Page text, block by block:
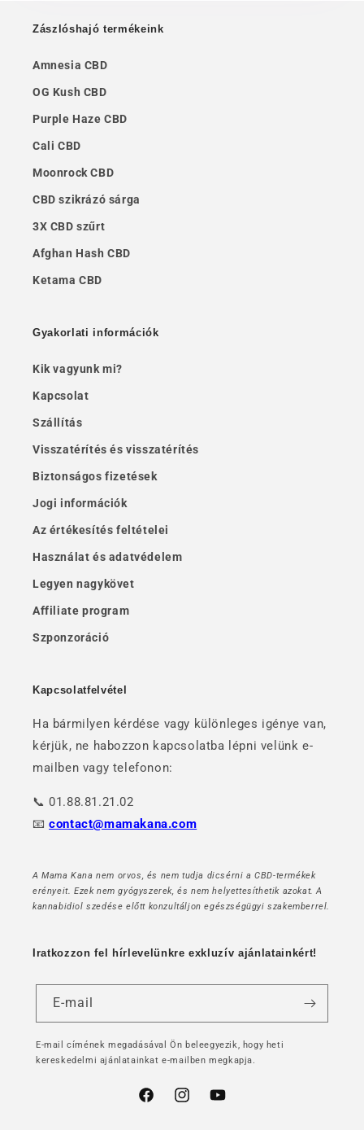
Zászlóshajó termékeink
Amnesia CBD
OG Kush CBD
Purple Haze CBD
Cali CBD
Moonrock CBD
CBD szikrázó sárga
3X CBD szűrt
Afghan Hash CBD
Ketama CBD
Gyakorlati információk
Kik vagyunk mi?
Kapcsolat
Szállítás
Visszatérítés és visszatérítés
Biztonságos fizetések
Jogi információk
Az értékesítés feltételei
Használat és adatvédelem
Legyen nagykövet
Affiliate program
Szponzoráció
Kapcsolatfelvétel
Ha bármilyen kérdése vagy különleges igénye van,
kérjük, ne habozzon kapcsolatba lépni velünk e-
mailben vagy telefonon:
📞 01.88.81.21.02
📧contact@mamakana.com
A Mama Kana nem orvos, és nem tudja dicsérni a CBD-termékek
erényeit. Ezek nem gyógyszerek, és nem helyettesíthetik azokat. A
kannabidiol szedése előtt konzultáljon egészségügyi szakemberrel.
Iratkozzon fel hírlevelünkre exkluzív ajánlatainkért!
E-mail
E-mail címének megadásával Ön beleegyezik, hogy heti
kereskedelmi ajánlatainkat e-mailben megkapja.
FacebookInstagramYouTube